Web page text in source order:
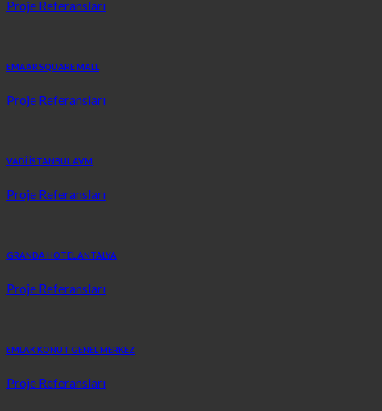
Proje Referansları
EMAAR SQUARE MALL
Proje Referansları
VADİ İSTANBUL AVM
Proje Referansları
GRANDA HOTEL ANTALYA
Proje Referansları
EMLAK KONUT GENEL MERKEZ
Proje Referansları